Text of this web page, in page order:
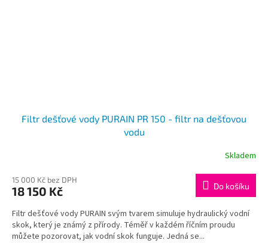
Filtr dešťové vody PURAIN PR 150 - filtr na dešťovou
vodu
Skladem
15 000 Kč bez DPH
18 150 Kč Do košíku
Filtr dešťové vody PURAIN svým tvarem simuluje hydraulický vodní
skok, který je známý z přírody. Téměř v každém říčním proudu
můžete pozorovat, jak vodní skok funguje. Jedná se...